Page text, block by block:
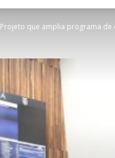
Projeto que amplia programa